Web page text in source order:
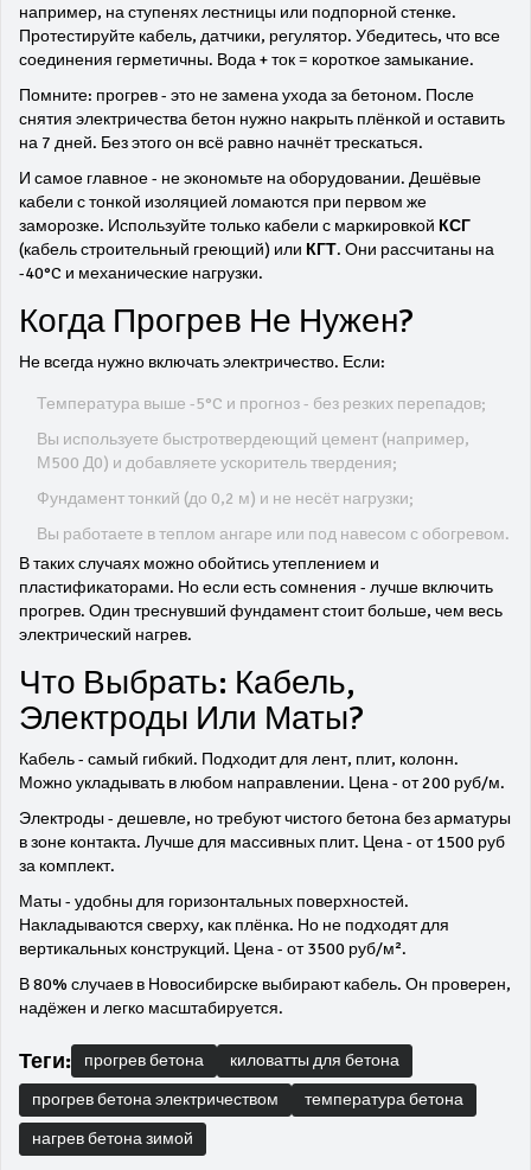
например, на ступенях лестницы или подпорной стенке.
Протестируйте кабель, датчики, регулятор. Убедитесь, что все
соединения герметичны. Вода + ток = короткое замыкание.
Помните: прогрев - это не замена ухода за бетоном. После
снятия электричества бетон нужно накрыть плёнкой и оставить
на 7 дней. Без этого он всё равно начнёт трескаться.
И самое главное - не экономьте на оборудовании. Дешёвые
кабели с тонкой изоляцией ломаются при первом же
заморозке. Используйте только кабели с маркировкой КСГ
(кабель строительный греющий) или КГТ. Они рассчитаны на
-40°C и механические нагрузки.
Когда Прогрев Не Нужен?
Не всегда нужно включать электричество. Если:
Температура выше -5°C и прогноз - без резких перепадов;
Вы используете быстротвердеющий цемент (например,
М500 Д0) и добавляете ускоритель твердения;
Фундамент тонкий (до 0,2 м) и не несёт нагрузки;
Вы работаете в теплом ангаре или под навесом с обогревом.
В таких случаях можно обойтись утеплением и
пластификаторами. Но если есть сомнения - лучше включить
прогрев. Один треснувший фундамент стоит больше, чем весь
электрический нагрев.
Что Выбрать: Кабель,
Электроды Или Маты?
Кабель - самый гибкий. Подходит для лент, плит, колонн.
Можно укладывать в любом направлении. Цена - от 200 руб/м.
Электроды - дешевле, но требуют чистого бетона без арматуры
в зоне контакта. Лучше для массивных плит. Цена - от 1500 руб
за комплект.
Маты - удобны для горизонтальных поверхностей.
Накладываются сверху, как плёнка. Но не подходят для
вертикальных конструкций. Цена - от 3500 руб/м².
В 80% случаев в Новосибирске выбирают кабель. Он проверен,
надёжен и легко масштабируется.
Теги: прогрев бетона
киловатты для бетона
прогрев бетона электричеством
температура бетона
нагрев бетона зимой